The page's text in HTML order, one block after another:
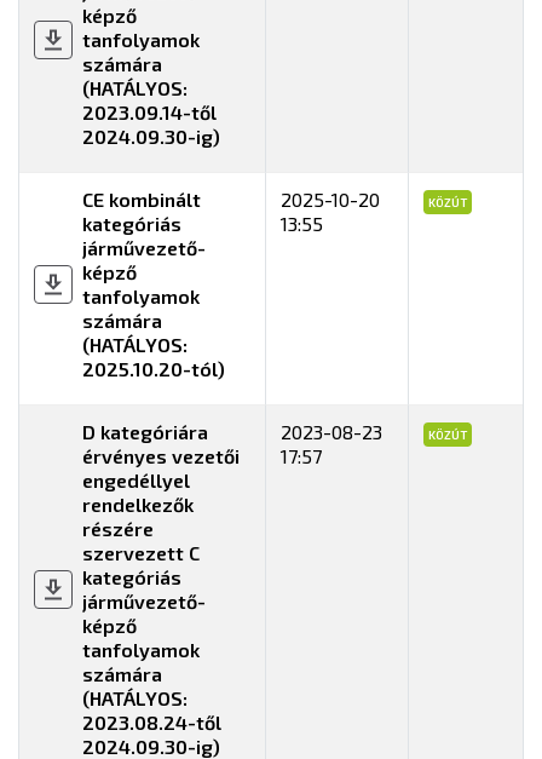
képző
tanfolyamok
számára
(HATÁLYOS:
2023.09.14-től
2024.09.30-ig)
CE kombinált
kategóriás
járművezető-
képző
tanfolyamok
számára
(HATÁLYOS:
2025.10.20-tól)
2025-10-20
13:55
KÖZÚT
D kategóriára
érvényes vezetői
engedéllyel
rendelkezők
részére
szervezett C
kategóriás
járművezető-
képző
tanfolyamok
számára
(HATÁLYOS:
2023.08.24-től
2024.09.30-ig)
2023-08-23
17:57
KÖZÚT